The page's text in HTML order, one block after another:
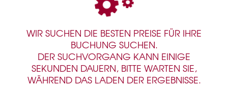
WIR SUCHEN DIE BESTEN PREISE FÜR IHRE
BUCHUNG SUCHEN.
DER SUCHVORGANG KANN EINIGE
SEKUNDEN DAUERN, BITTE WARTEN SIE,
WÄHREND DAS LADEN DER ERGEBNISSE.